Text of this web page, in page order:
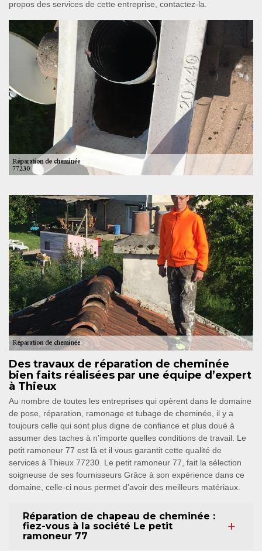
propos des services de cette entreprise, contactez-la.
Des travaux de réparation de cheminée
bien faits réalisées par une équipe d’expert
à Thieux
Au nombre de toutes les entreprises qui opèrent dans le domaine
de pose, réparation, ramonage et tubage de cheminée, il y a
toujours celle qui sont plus digne de confiance et plus doué à
assumer des taches à n’importe quelles conditions de travail. Le
petit ramoneur 77 est là et il vous garantit cette qualité de
services à Thieux 77230. Le petit ramoneur 77, fait la sélection
soigneuse de ses fournisseurs Grâce à son expérience dans ce
domaine, celle-ci nous permet d’avoir des meilleurs matériaux.
Réparation de chapeau de cheminée :
fiez-vous à la société Le petit
ramoneur 77